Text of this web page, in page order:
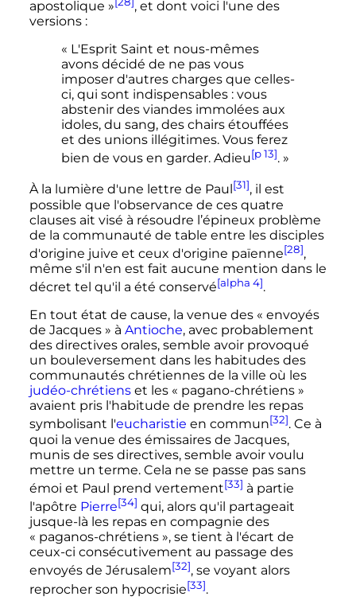
apostolique »
, et dont voici l'une des
versions :
« L'Esprit Saint et nous-mêmes
avons décidé de ne pas vous
imposer d'autres charges que celles-
ci, qui sont indispensables : vous
abstenir des viandes immolées aux
idoles, du sang, des chairs étouffées
et des unions illégitimes. Vous ferez
bien de vous en garder. Adieu[p 13]. »
À la lumière d'une lettre de Paul [31], il est
possible que l'observance de ces quatre
clauses ait visé à résoudre l’épineux problème
de la communauté de table entre les disciples
d'origine juive et ceux d'origine païenne[28],
même s'il n'en est fait aucune mention dans le
décret tel qu'il a été conservé[alpha 4].
En tout état de cause, la venue des « envoyés
de Jacques » à Antioche, avec probablement
des directives orales, semble avoir provoqué
un bouleversement dans les habitudes des
communautés chrétiennes de la ville où les
judéo-chrétienset les « pagano-chrétiens »
avaient pris l'habitude de prendre les repas
symbolisant l'eucharistie en commun[32]. Ce à
quoi la venue des émissaires de Jacques,
munis de ses directives, semble avoir voulu
mettre un terme. Cela ne se passe pas sans
émoi et Paul prend vertement[33] à partie
l'apôtre Pierre[34] qui, alors qu'il partageait
jusque-là les repas en compagnie des
« paganos-chrétiens », se tient à l'écart de
ceux-ci consécutivement au passage des
envoyés de Jérusalem[32], se voyant alors
reprocher son hypocrisie[33].